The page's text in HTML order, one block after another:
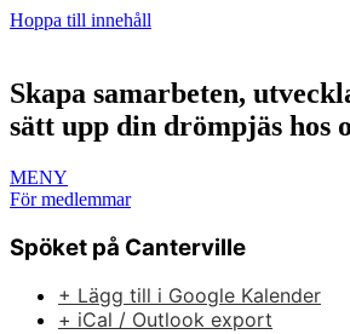
Hoppa till innehåll
Skapa samarbeten,
sätt upp din drömpjäs hos
MENY
För medlemmar
Spöket på Canterville
+ Lägg till i Google Kalender
+ iCal / Outlook export